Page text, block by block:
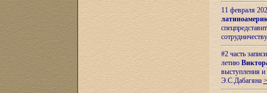
11 февраля
#2 часть
летию
выступления
Э.С.Дабагяна